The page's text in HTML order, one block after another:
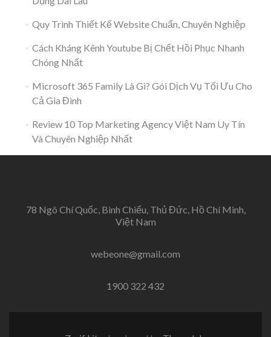
Nghiệp
Quy Trình Thiết Kế Website Chuẩn, Chuyên Nghiệp
Cách Kháng Kênh Youtube Bị Chết Hồi Phục Nhanh
Chóng Nhất
Microsoft 365 Family Là Gì? Gói Dịch Vụ Tối Ưu Cho
Cả Gia Đình
Review 10 Top Marketing Agency Việt Nam Uy Tín
Và Chuyên Nghiệp Nhất
78 Ngô Chí Quốc, Bình Chiểu, Thủ Đức, Hồ Chí Minh,
Việt Nam
webeone@gmail.com
1900 322 432